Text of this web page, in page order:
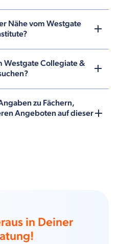
Nähe vom Westgate
Westgate Collegiate &
zu Fächern,
Angeboten auf dieser
in Deiner